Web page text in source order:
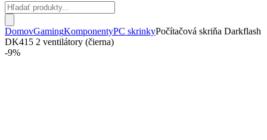
Products
search
DomovGamingKomponentyPC skrinkyPočítačová skriňa Darkflash
DK415 2 ventilátory (čierna)
-9%